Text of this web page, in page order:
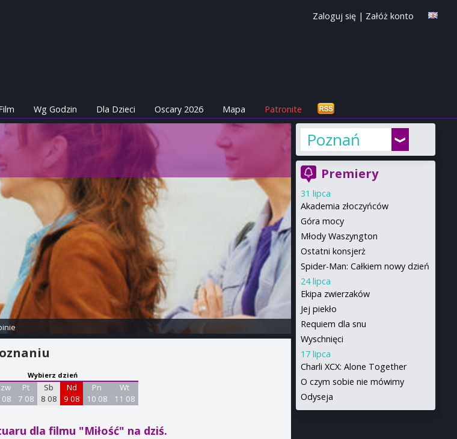
Zaloguj się | Załóż konto
Wg Godzin Dla Dzieci Oscary 2026 Mapa Patronite
Wybierz dzień
08
Pt
7 08
Sb
8 08
Nd
9 08
Pn
10 08
Wt
11 08
dla filmu "Miłość" na dziś.
Poznań
Premiery
31 lipca
Akademia złoczyńców
Góra mocy
Młody Waszyngton
Ostatni konsjerż
Spider-Man: Całkiem nowy dzień
24 lipca
Ekipa zwierzaków
Jej piekło
Requiem dla snu
Wyschnięci
17 lipca
Charli XCX: Alone Together
O czym sobie nie mówimy
Odyseja